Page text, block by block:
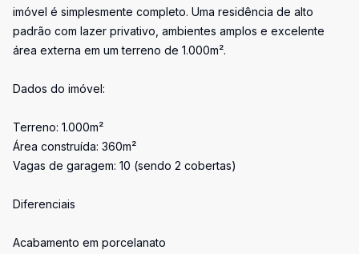
imóvel é simplesmente completo. Uma residência de alto
padrão com lazer privativo, ambientes amplos e excelente
área externa em um terreno de 1.000m².
Dados do imóvel:
Terreno: 1.000m²
Área construída: 360m²
Vagas de garagem: 10 (sendo 2 cobertas)
Diferenciais
Acabamento em porcelanato